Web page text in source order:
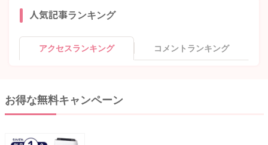
人気記事ランキング
アクセスランキング コメントランキング
お得な無料キャンペーン